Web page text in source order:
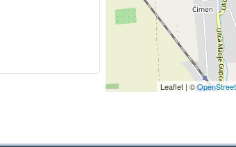
Leaflet | ©